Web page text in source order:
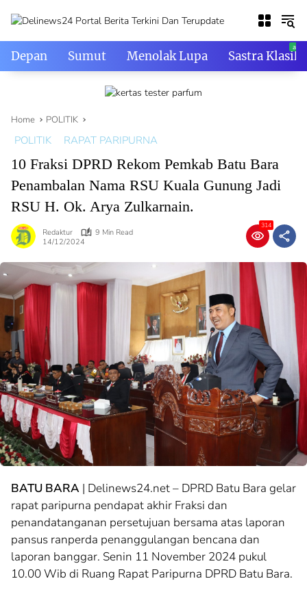
Depan Sumut Menolak Lupa Sastra Klasik
Home POLITIK
POLITIK RAPAT PARIPURNA
10 Fraksi DPRD Rekom Pemkab Batu Bara
Penambalan Nama RSU Kuala Gunung Jadi
RSU H. Ok. Arya Zulkarnain.
Redaktur
9 Min Read
14/12/2024
314
BATU BARA | Delinews24.net – DPRD Batu Bara gelar
rapat paripurna pendapat akhir Fraksi dan
penandatanganan persetujuan bersama atas laporan
pansus ranperda penanggulangan bencana dan
laporan banggar. Senin 11 November 2024 pukul
10.00 Wib di Ruang Rapat Paripurna DPRD Batu Bara.